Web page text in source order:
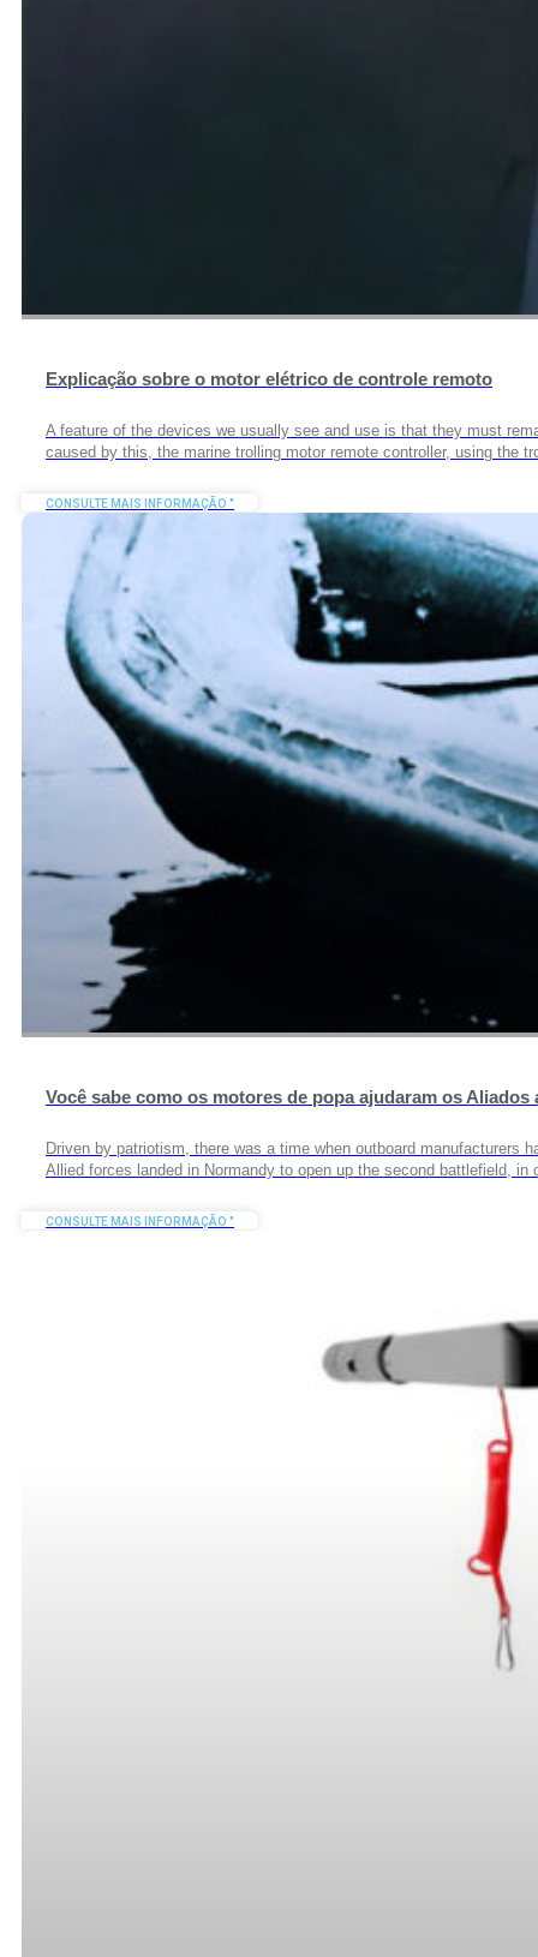
Explicação sobre o motor elétrico de controle remoto
A feature of the devices we usually see and use is that they must
caused by this, the marine trolling motor remote controller, using the
CONSULTE MAIS INFORMAÇÃO "
Você sabe como os motores de popa ajudaram os
Driven by patriotism, there was a time when outboard manufacturers
Allied forces landed in Normandy to open up the second battlefield,
CONSULTE MAIS INFORMAÇÃO "